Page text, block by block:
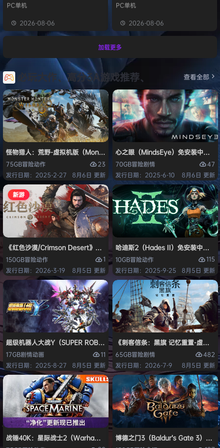
PC单机
2026-08-06
PC单机
2026-08-06
加载更多
必玩大作、高分3A游戏推荐、 查看全部
怪物猎人：荒野-虚拟机版（Monster Hunter Wilds HYPERVISOR）免安
75GB冒险动作
23
发行日期：2025-2-27
8月6日 更新
心之眼（MindsEye）免安装中文版
70GB冒险剧情
47
发行日期：2025-6-10
8月6日 更新
新游
《红色沙漠/Crimson Desert》免安装中文版
150GB冒险动作
1
发行日期：2026-3-19
8月5日 更新
哈迪斯2（Hades II）免安装中文版
10GB冒险动作
115
发行日期：2025-9-25
8月5日 更新
超级机器人大战Y（SUPER ROBOT WARS Y）免安装中文版
17GB剧情动画
11
发行日期：2025-8-27
8月5日 更新
《刺客信条：黑旗 记忆重置-虚拟
65GB冒险剧情
482
发行日期：2026-7-9
8月5日 更新
战锤40K：星际战士2（Warhammer 40,000: Space Marine 2）免安装
博德之门3（Baldur’s Gate 3）免安